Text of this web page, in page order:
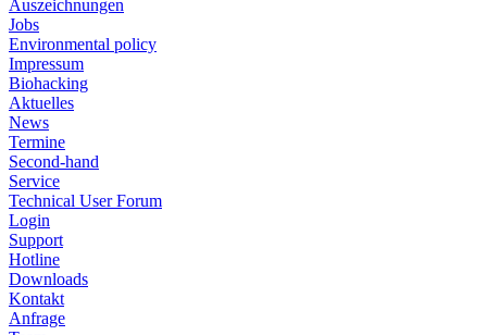
Auszeichnungen
Jobs
Environmental policy
Impressum
Biohacking
Aktuelles
News
Termine
Second-hand
Service
Technical User Forum
Login
Support
Hotline
Downloads
Kontakt
Anfrage